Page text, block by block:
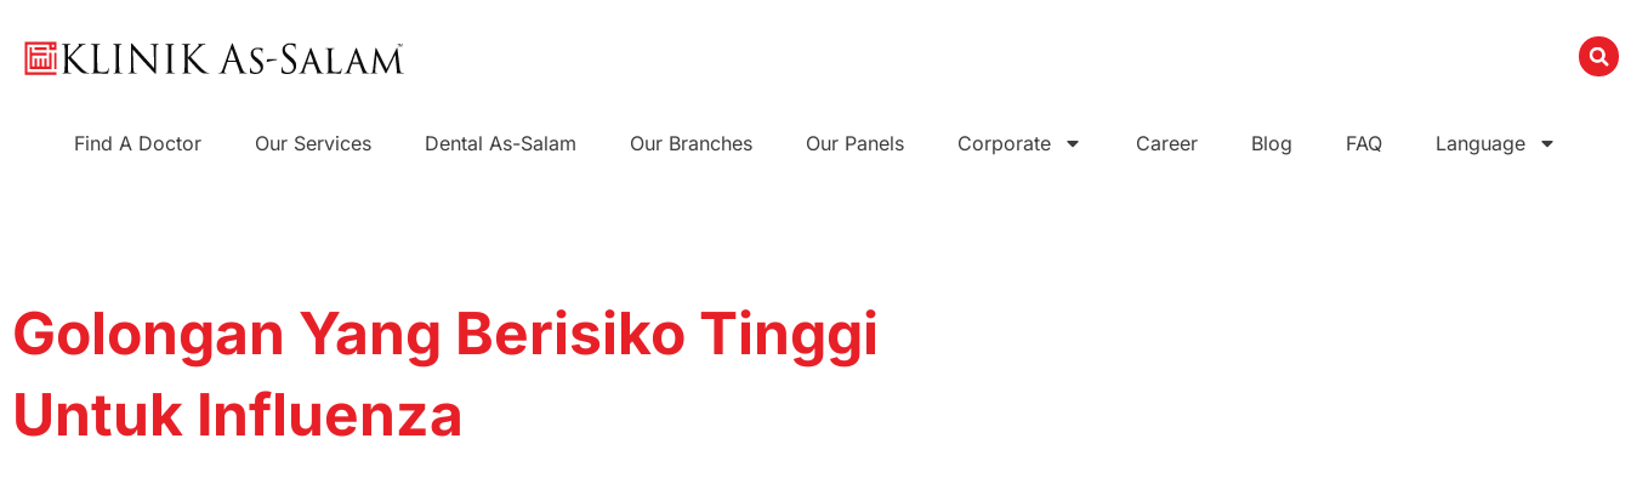
content
Find A Doctor Our Services Dental As-Salam Our Branches Our Panels Corporate Career Blog FAQ Language
Golongan Yang Berisiko Tinggi
Untuk Influenza